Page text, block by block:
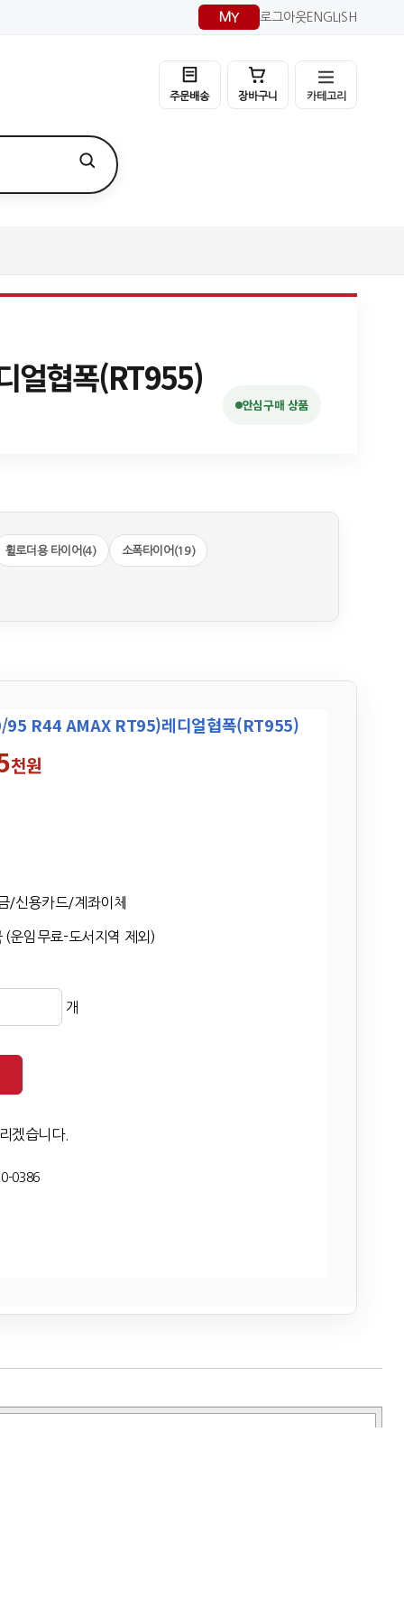
MY 로그아웃ENGLISH
주문배송 장바구니 카테고리
얼협폭(RT955)
안심구매 상품
휠로더용 타이어(4) 소폭타이어(19)
R44 AMAX RT95)레디얼협폭(RT955)
천원
/신용카드/계좌이체
(운임무료-도서지역 제외)
개
겠습니다.
0386